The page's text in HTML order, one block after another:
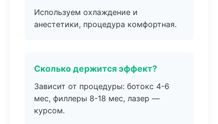
Используем охлаждение и
анестетики, процедура комфортная.
Сколько держится эффект?
Зависит от процедуры: ботокс 4-6
мес, филлеры 8-18 мес, лазер —
курсом.